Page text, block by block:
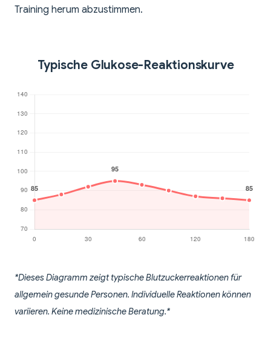
Training herum abzustimmen.
Typische Glukose-Reaktionskurve
*Dieses Diagramm zeigt typische Blutzuckerreaktionen für
allgemein gesunde Personen. Individuelle Reaktionen können
variieren. Keine medizinische Beratung.*